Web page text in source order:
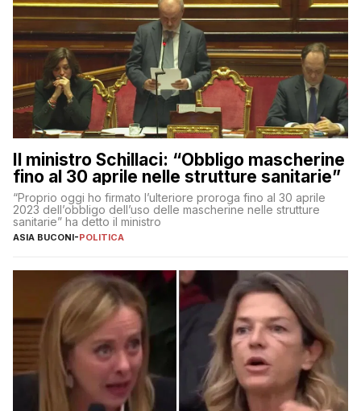
Il ministro Schillaci: “Obbligo mascherine
fino al 30 aprile nelle strutture sanitarie”
“Proprio oggi ho firmato l’ulteriore proroga fino al 30 aprile
2023 dell’obbligo dell’uso delle mascherine nelle strutture
sanitarie” ha detto il ministro
ASIA BUCONI-POLITICA